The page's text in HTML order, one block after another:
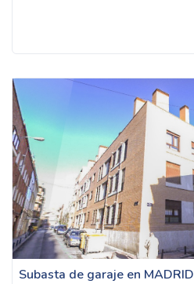
Subasta de garaje en MADRID